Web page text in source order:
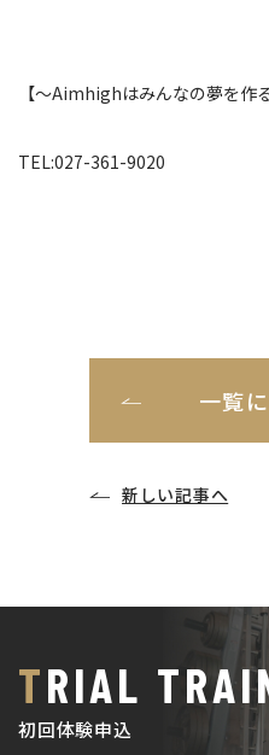
【〜Aimhighはみんなの夢を作
TEL:027-361-9020
一覧
新しい記事へ
TRIAL
初回体験申込